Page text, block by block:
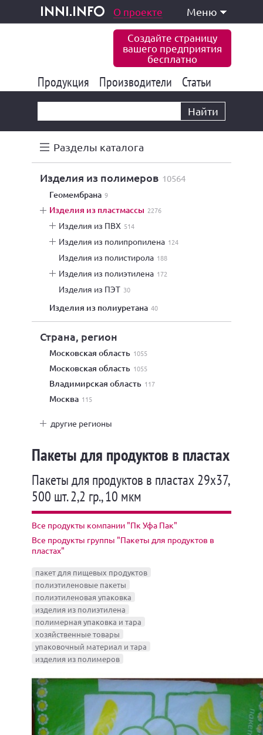
inni.info
и услуги О проекте Меню
Создайте страницу
вашего предприятия
бесплатно
Продукция 177 847
Производители 6 777
Статьи
Найти
Разделы каталога
изделия из полимеров 10564
геомембрана 9
изделия из пластмассы 2276
изделия из ПВХ 514
изделия из полипропилена 124
изделия из полистирола 188
изделия из полиэтилена 172
изделия из ПЭТ 30
изделия из полиуретана 40
Страна, регион
Московская область 1055
Московская область 1055
Владимирская область 117
Москва 115
другие регионы
Пакеты для продуктов в пластах
Пакеты для продуктов в пластах 29х37,
500 шт. 2,2 гр., 10 мкм
Все продукты компании "Пк Уфа Пак"
Все продукты группы "Пакеты для продуктов в
пластах"
пакет для пищевых продуктов
полиэтиленовые пакеты
полиэтиленовая упаковка
изделия из полиэтилена
полимерная упаковка и тара
хозяйственные товары
упаковочный материал и тара
изделия из полимеров